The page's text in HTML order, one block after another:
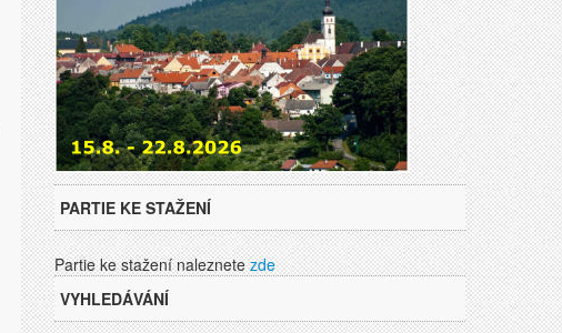
PARTIE KE STAŽENÍ
Partie ke stažení naleznetezde
VYHLEDÁVÁNÍ